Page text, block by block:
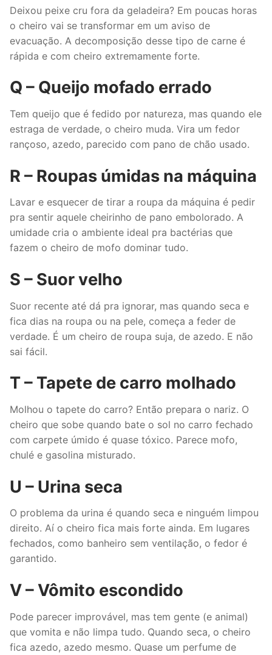
Deixou peixe cru fora da geladeira? Em poucas horas
o cheiro vai se transformar em um aviso de
evacuação. A decomposição desse tipo de carne é
rápida e com cheiro extremamente forte.
Q – Queijo mofado errado
Tem queijo que é fedido por natureza, mas quando ele
estraga de verdade, o cheiro muda. Vira um fedor
rançoso, azedo, parecido com pano de chão usado.
R – Roupas úmidas na máquina
Lavar e esquecer de tirar a roupa da máquina é pedir
pra sentir aquele cheirinho de pano embolorado. A
umidade cria o ambiente ideal pra bactérias que
fazem o cheiro de mofo dominar tudo.
S – Suor velho
Suor recente até dá pra ignorar, mas quando seca e
fica dias na roupa ou na pele, começa a feder de
verdade. É um cheiro de roupa suja, de azedo. E não
sai fácil.
T – Tapete de carro molhado
Molhou o tapete do carro? Então prepara o nariz. O
cheiro que sobe quando bate o sol no carro fechado
com carpete úmido é quase tóxico. Parece mofo,
chulé e gasolina misturado.
U – Urina seca
O problema da urina é quando seca e ninguém limpou
direito. Aí o cheiro fica mais forte ainda. Em lugares
fechados, como banheiro sem ventilação, o fedor é
garantido.
V – Vômito escondido
Pode parecer improvável, mas tem gente (e animal)
que vomita e não limpa tudo. Quando seca, o cheiro
fica azedo, azedo mesmo. Quase um perfume de